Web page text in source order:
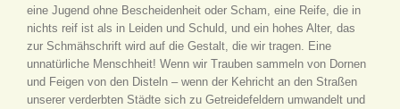
eine Jugend ohne Bescheidenheit oder Scham, eine Reife, die in
nichts reif ist als in Leiden und Schuld, und ein hohes Alter, das
zur Schmähschrift wird auf die Gestalt, die wir tragen. Eine
unnatürliche Menschheit! Wenn wir Trauben sammeln von Dornen
und Feigen von den Disteln – wenn der Kehricht an den Straßen
unserer verderbten Städte sich zu Getreidefeldern umwandelt und